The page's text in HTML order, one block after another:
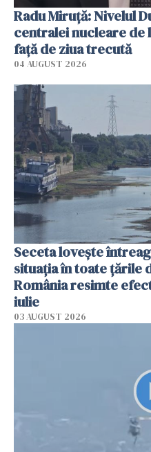
Radu Miruţă: Nivelul
centralei nucleare de
faţă de ziua trecută
04 AUGUST 2026
Seceta lovește
situația în toate țările
România resimte
iulie
03 AUGUST 2026